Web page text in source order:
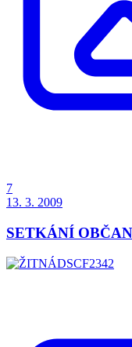
7
13. 3. 2009
SETKÁNÍ